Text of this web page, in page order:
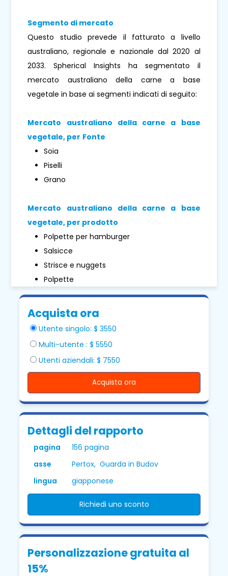
Segmento di mercato
Questo studio prevede il fatturato a livello
australiano, regionale e nazionale dal 2020 al
2033. Spherical Insights ha segmentato il
mercato australiano della carne a base
vegetale in base ai segmenti indicati di seguito:
Mercato australiano della carne a base
vegetale, per Fonte
Soia
Piselli
Grano
Mercato australiano della carne a base
vegetale, per prodotto
Polpette per hamburger
Salsicce
Strisce e nuggets
Polpette
Acquista ora
Utente singolo: $ 3550
Multi-utente : $ 5550
Utenti aziendali: $ 7550
Acquista ora
Dettagli del rapporto
pagina
156 pagina
asse
Pertox, Guarda in Budov
lingua
giapponese
Richiedi uno sconto
Personalizzazione gratuita al
15%